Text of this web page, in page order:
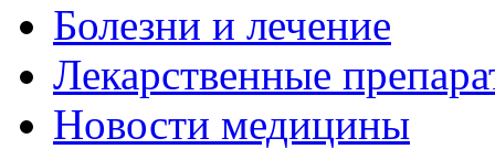
Болезни и лечение
Лекарственные
Новости медицины